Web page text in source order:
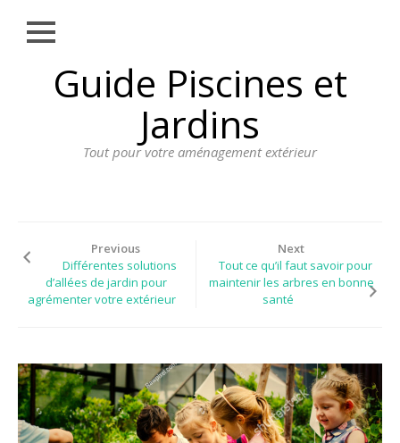
Guide Piscines et
Jardins
Tout pour votre aménagement extérieur
Close
AMÉNAGEMENT
EXTÉRIEUR
PLANTATIONS
REVÊTEMENT
DOSSIER
JARDIN
CONSEILS ET
Previous
Différentes solutions
d’allées de jardin pour
agrémenter votre extérieur
Next
Tout ce qu’il faut savoir pour
maintenir les arbres en bonne
santé